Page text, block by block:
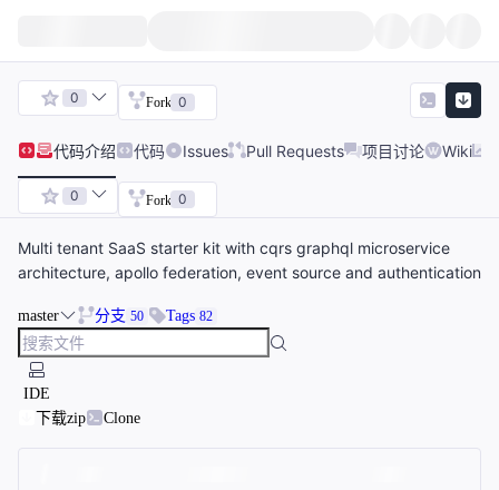
0 Fork 0
代码介绍 代码 Issues Pull Requests 项目讨论 Wiki
0 Fork 0
Multi tenant SaaS starter kit with cqrs graphql microservice
architecture, apollo federation, event source and authentication
master 分支 50 Tags 82
IDE
下载zip
Clone